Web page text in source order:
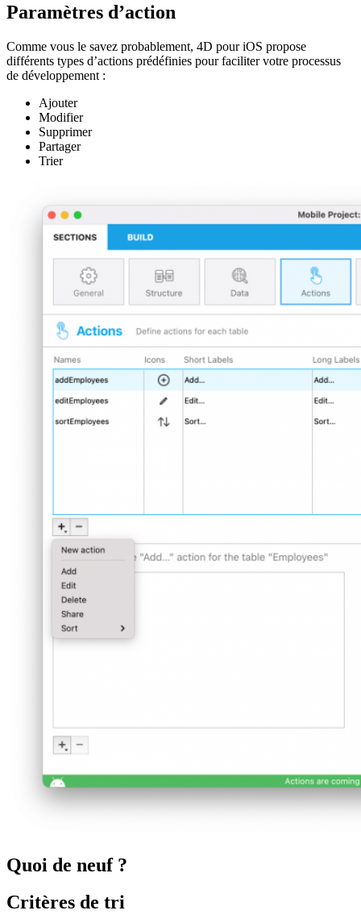
Paramètres d’action
Comme vous le savez probablement, 4D pour iOS propose
différents types d’actions prédéfinies pour faciliter votre processus
de développement :
Ajouter
Modifier
Supprimer
Partager
Trier
Quoi de neuf ?
Critères de tri